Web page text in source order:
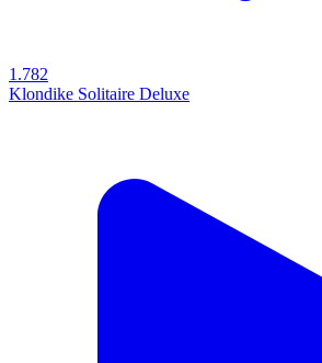
1.782
Klondike Solitaire Deluxe